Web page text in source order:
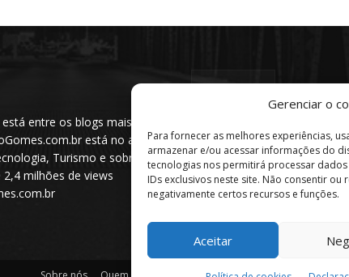
Gerenciar o
Para fornecer as melhores experiências,
armazenar e/ou acessar informações do
tecnologias nos permitirá processar
IDs exclusivos neste site. Não consentir
negativamente certos recursos e funções.
Aceitar
entre os blogs mais
está no ar
Turismo e sobre a
milhões de views